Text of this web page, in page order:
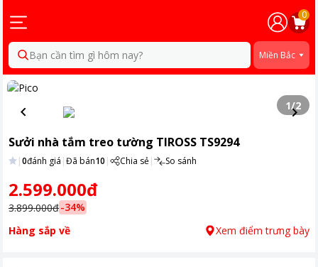
0
Bạn cần tìm gì hôm nay? Miền Bắc
1/2
Sưởi nhà tắm treo tường TIROSS TS9294
|0đánh giá |Đã bán10 | Chia sẻ| So sánh
2.599.000đ
3.899.000đ-34%
Hàng sắp về
Xem điểm trưng bày